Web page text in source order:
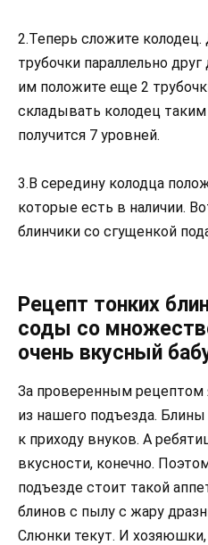
2.Теперь сложите
трубочки параллельно
им положите еще 2
складывать колодец
получится 7 уровней.
3.В середину колодца
которые есть в наличии.
блинчики со сгущенкой
Рецепт тонких
соды со
очень вкусный
За проверенным рецептом
из нашего подъезда.
к приходу внуков. А
вкусности, конечно.
подъезде стоит такой
блинов с пылу с жару
Слюнки текут. И хозяюшки,